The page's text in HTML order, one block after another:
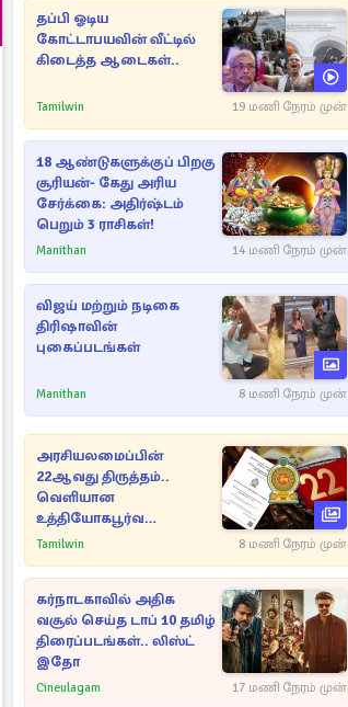
தப்பி ஓடிய
கோட்டாபயவின் வீட்டில்
கிடைத்த ஆடைகள்..
Tamilwin 19 மணி நேரம் முன்
18 ஆண்டுகளுக்குப் பிறகு
சூரியன்- கேது அரிய
சேர்க்கை: அதிர்ஷ்டம்
பெறும் 3 ராசிகள்!
Manithan 14 மணி நேரம் முன்
விஜய் மற்றும் நடிகை
திரிஷாவின்
புகைப்படங்கள்
Manithan 8 மணி நேரம் முன்
அரசியலமைப்பின்
22ஆவது திருத்தம்..
வெளியான
உத்தியோகபூர்வ
அறிவிப்பு!
Tamilwin 8 மணி நேரம் முன்
கர்நாடகாவில் அதிக
வசூல் செய்த டாப் 10 தமிழ்
திரைப்படங்கள்.. லிஸ்ட்
இதோ
Cineulagam 17 மணி நேரம் முன்